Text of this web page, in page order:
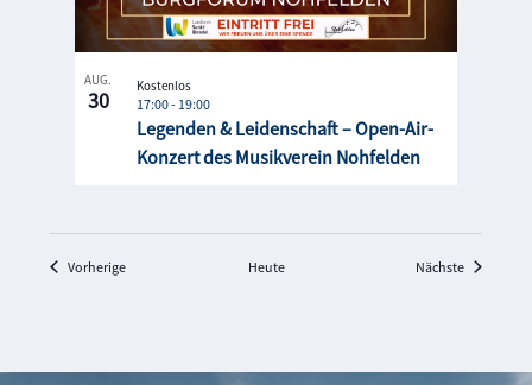
AUG.
30
Legenden & Leidenschaft – Open-Air-
Konzert des Musikverein Nohfelden
17:00- 19:00
Kostenlos
VorherigeVeranstaltungen Heute Nächste